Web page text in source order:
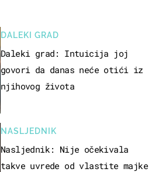
DALEKI GRAD
Daleki grad: Intuicija joj
govori da danas neće otići iz
njihovog života
NASLJEDNIK
Nasljednik: Nije očekivala
takve uvrede od vlastite majke